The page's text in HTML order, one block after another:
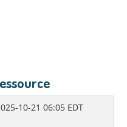
10-21 06:05 EDT